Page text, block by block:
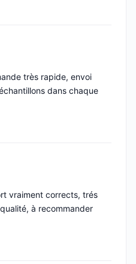
très rapide, envoi
dans chaque
vraiment corrects, trés
à recommander